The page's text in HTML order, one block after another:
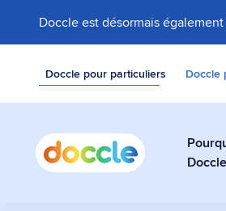
Doccle est désormais
Doccle pour particuliers Doccle
Doccle